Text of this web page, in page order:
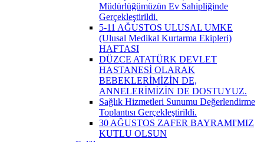
Müdürlüğümüzün Ev Sahipliğinde
Gerçekleştirildi.
5-11 AĞUSTOS ULUSAL UMKE
(Ulusal Medikal Kurtarma Ekipleri)
HAFTASI
DÜZCE ATATÜRK DEVLET
HASTANESİ OLARAK
BEBEKLERİMİZİN DE,
ANNELERİMİZİN DE DOSTUYUZ.
Sağlık Hizmetleri Sunumu Değerlendirme
Toplantısı Gerçekleştirildi.
30 AĞUSTOS ZAFER BAYRAMI'MIZ
KUTLU OLSUN